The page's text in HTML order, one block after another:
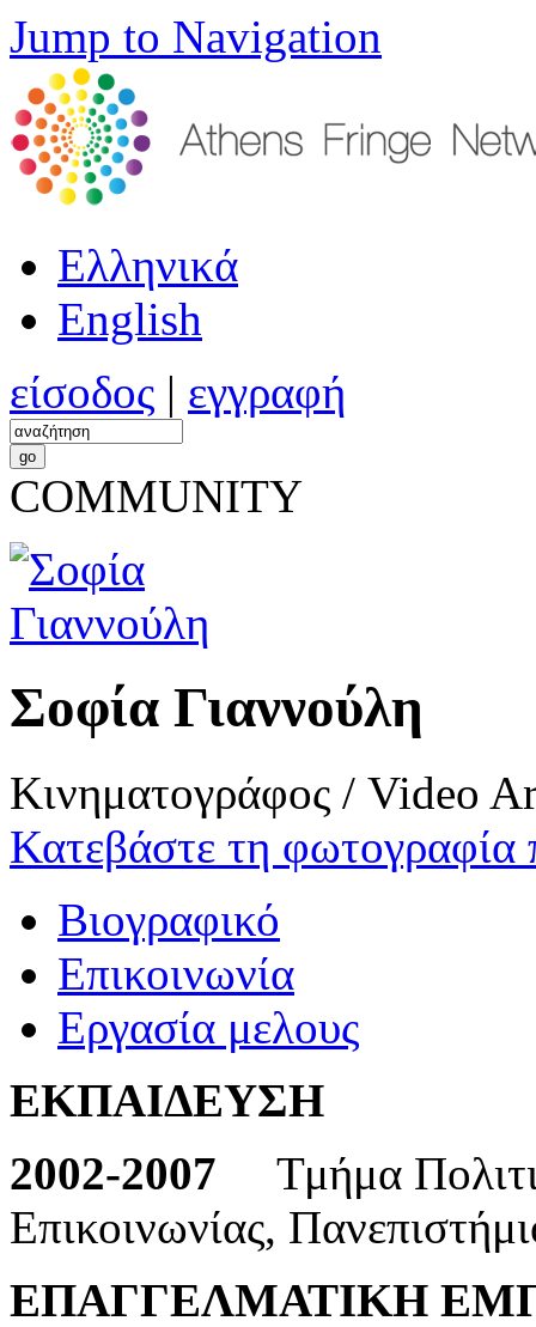
Jump to Navigation
Ελληνικά
English
είσοδος | εγγραφή
COMMUNITY
Σοφία Γιαννούλη
Κινηματογράφος / Video
Κατεβάστε τη φωτογραφία
Βιογραφικό
Επικοινωνία
Εργασία μελους
ΕΚΠΑΙΔΕΥΣΗ
2002-2007 Τμήμα
Επικοινωνίας,
ΕΠΑΓΓΕΛΜΑΤΙΚΗ